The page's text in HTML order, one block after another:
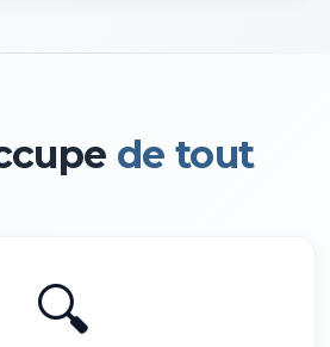
de tout
🔍